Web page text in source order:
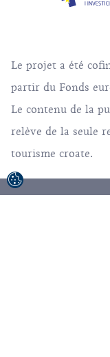
Le projet a été
partir du Fonds
Le contenu de la
relève de la seule
tourisme croate.